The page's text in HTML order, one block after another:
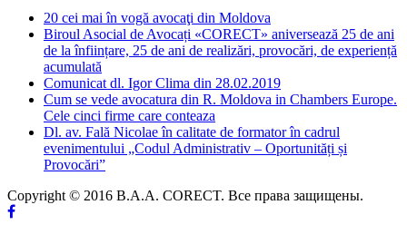
20 cei mai în vogă avocaţi din Moldova
Biroul Asocial de Avocați «CORECT» aniversează 25 de ani
de la înființare, 25 de ani de realizări, provocări, de experiență
acumulată
Comunicat dl. Igor Clima din 28.02.2019
Cum se vede avocatura din R. Moldova in Chambers Europe.
Cele cinci firme care conteaza
Dl. av. Fală Nicolae în calitate de formator în cadrul
evenimentului „Codul Administrativ – Oportunități și
Provocări”
Copyright © 2016 B.A.A. CORECT. Все права защищены.